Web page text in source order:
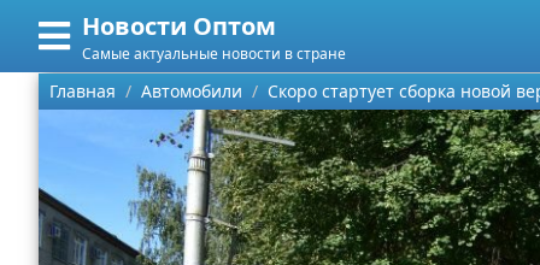
Новости Оптом
Самые актуальные новости в стране
Меню
Главная
Информационные технологии
Автомобили
Поиск
О проекте
Главная Автомобили Скоро стартует сборка новой